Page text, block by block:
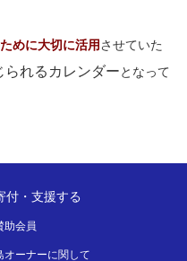
めに大切に活用させていた
られるカレンダーとなって
付・支援する
助会員
オーナーに関して